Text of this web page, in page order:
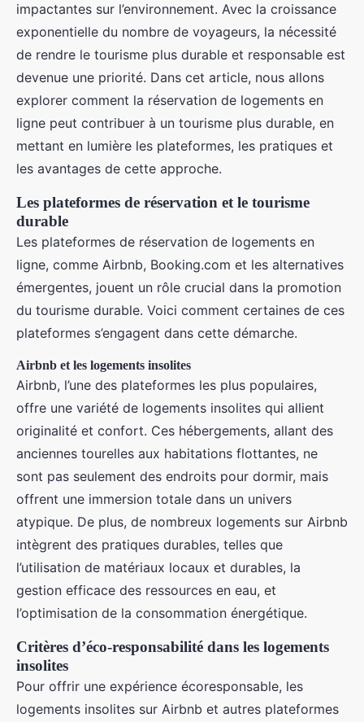
impactantes sur l’environnement. Avec la croissance
exponentielle du nombre de voyageurs, la nécessité
de rendre le tourisme plus durable et responsable est
devenue une priorité. Dans cet article, nous allons
explorer comment la réservation de logements en
ligne peut contribuer à un tourisme plus durable, en
mettant en lumière les plateformes, les pratiques et
les avantages de cette approche.
Les plateformes de réservation et le tourisme
durable
Les plateformes de réservation de logements en
ligne, comme Airbnb, Booking.com et les alternatives
émergentes, jouent un rôle crucial dans la promotion
du tourisme durable. Voici comment certaines de ces
plateformes s’engagent dans cette démarche.
Airbnb et les logements insolites
Airbnb, l’une des plateformes les plus populaires,
offre une variété de logements insolites qui allient
originalité et confort. Ces hébergements, allant des
anciennes tourelles aux habitations flottantes, ne
sont pas seulement des endroits pour dormir, mais
offrent une immersion totale dans un univers
atypique. De plus, de nombreux logements sur Airbnb
intègrent des pratiques durables, telles que
l’utilisation de matériaux locaux et durables, la
gestion efficace des ressources en eau, et
l’optimisation de la consommation énergétique.
Critères d’éco-responsabilité dans les logements
insolites
Pour offrir une expérience écoresponsable, les
logements insolites sur Airbnb et autres plateformes